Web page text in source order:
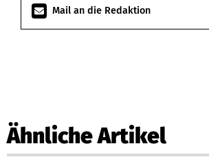
Mail an die Redaktion
Ähnliche Artikel